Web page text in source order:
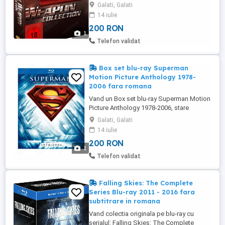
1
cele 4 filme. Nu au subtitrare în limba
romana, au în engleza și alte limbi. A fost
vizionat o singura data. Livrare in Galati
dar trimit si in tara prin curier rapid livrare
cu verificare. Nu sunt interesat de schimbu
Galati, Galati
14 iulie
200 RON
Telefon validat
1
Box set blu-ray Superman
Motion Picture Anthology 1978-
2006 fara romana
Vand un Box set blu-ray Superman Motion
Picture Anthology 1978-2006, stare
perfecta, vizionat o singura data, fara
subtitrare in limba romana. Box Set
Contents Disc 1: Superman: The Movie -
Original Theatrical--First time in Hi-Def
Disc 2: Superman: The Movie - Expanded
Galati, Galati
14 iulie
200 RON
Telefon validat
Falling Skies: The Complete
Series Blu-ray 2011 - 2016 fara
subtitrare in romana
Vand colectia originala pe blu-ray cu
serialul: Falling Skies: The Complete